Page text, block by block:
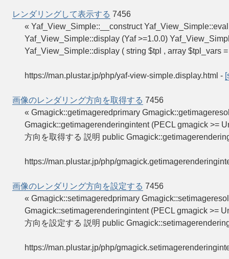
レンダリングして表示する 7456
« Yaf_View_Simple::__construct
Yaf_View_Simple::display (Yaf >=1.0.0)
Yaf_View_Simple::display ( string $tpl , array $tpl_vars
https://man.plustar.jp/php/yaf-view-simple.display.html -
画像のレンダリング方向を取得する 7456
« Gmagick::getimageredprimary
Gmagick::getimagerenderingintent (PECL gmagick >=
方向を取得する 説明 public
https://man.plustar.jp/php/
画像のレンダリング方向を設定する 7456
« Gmagick::setimageredprimary
Gmagick::setimagerenderingintent (PECL gmagick >=
方向を設定する 説明 public
https://man.plustar.jp/php/